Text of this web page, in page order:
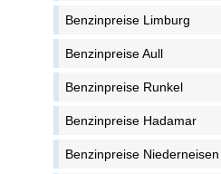
Benzinpreise Limburg
Benzinpreise Aull
Benzinpreise Runkel
Benzinpreise Hadamar
Benzinpreise Niederneisen